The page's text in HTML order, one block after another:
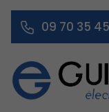
09 70 35